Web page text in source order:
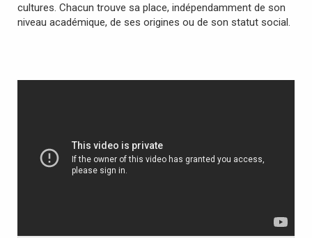
cultures. Chacun trouve sa place, indépendamment de son
niveau académique, de ses origines ou de son statut social.